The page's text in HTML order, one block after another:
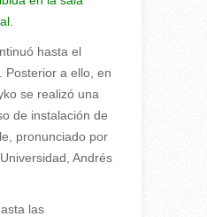
hasta el
Posterior a ello, en
se realizó una
de instalación de
pronunciado por
Andrés
las